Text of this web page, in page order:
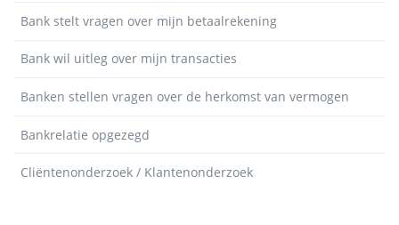
Bank stelt vragen over mijn betaalrekening
Bank wil uitleg over mijn transacties
Banken stellen vragen over de herkomst van vermogen
Bankrelatie opgezegd
Cliëntenonderzoek / Klantenonderzoek